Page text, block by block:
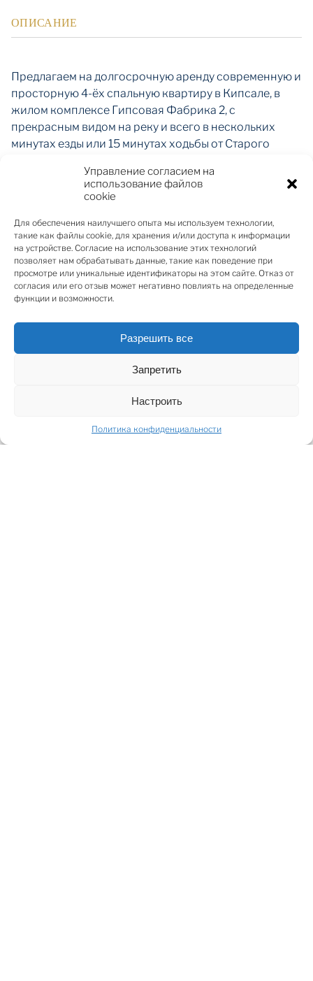
Управление согласием на
использование файлов
cookie
Для обеспечения наилучшего опыта мы используем технологии,
такие как файлы cookie, для хранения и/или доступа к информации
на устройстве. Согласие на использование этих технологий
позволяет нам обрабатывать данные, такие как поведение при
просмотре или уникальные идентификаторы на этом сайте. Отказ от
согласия или его отзыв может негативно повлиять на определенные
функции и возможности.
Разрешить все
Запретить
Настроить
Политика конфиденциальности
ОПИСАНИЕ
Предлагаем на долгосрочную аренду современную и
просторную 4-ёх спальную квартиру в Кипсале, в
жилом комплексе Гипсовая Фабрика 2, с
прекрасным видом на реку и всего в нескольких
минутах езды или 15 минутах ходьбы от Старого
Квартира расположена на 3/4 этаже, общая площадь
просторную кухню с обеденной зоной, гостиную с
телевизором и зоной отдыха, 4 отдельные спальни и
3 ванные комнаты, 2 небольших балкона – каждый
площадью 6,8 кв.м.
В стоимость аренды входит пользование 1-им
Квартира сдается в аренду с полной внутренней
отделкой и мебелью, оборудована бытовой техникой
техникой Gaggenau, встроенными шкафами,
светильниками и оборудованными ванными